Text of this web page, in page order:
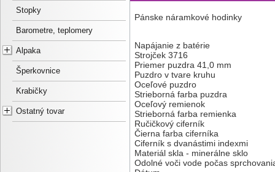
Stopky
Barometre, teplomery
Alpaka
Šperkovnice
Krabičky
Ostatný tovar
Pánske náramkové hodinky
Napájanie z batérie
Strojček 3716
Priemer puzdra 41,0 mm
Puzdro v tvare kruhu
Oceľové puzdro
Strieborná farba puzdra
Oceľový remienok
Strieborná farba remienka
Ručičkový ciferník
Čierna farba ciferníka
Ciferník s dvanástimi indexmi
Materiál skla - minerálne sklo
Odolné voči vode počas